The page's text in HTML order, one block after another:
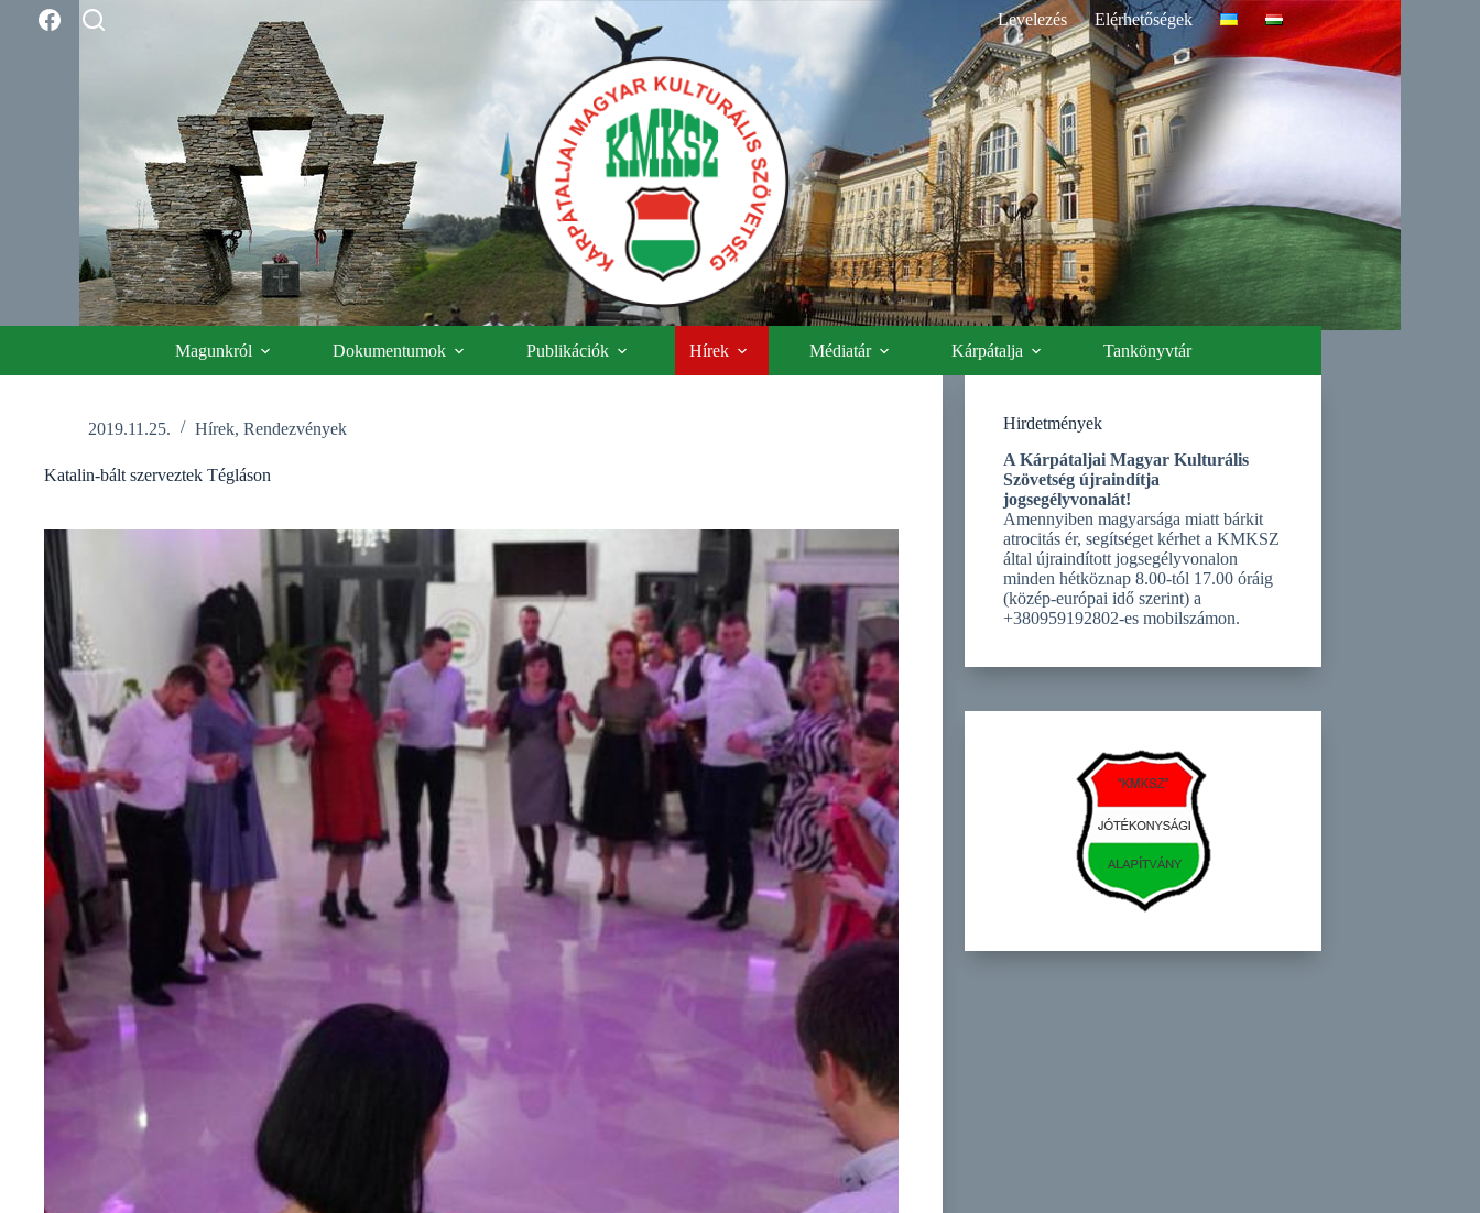
Levelezés Elérhetőségek
Magunkról Dokumentumok Publikációk Hírek Médiatár Kárpátalja Tankönyvtár
2019.11.25. Hírek, Rendezvények
Katalin-bált szerveztek Tégláson
Hirdetmények
A Kárpátaljai Magyar Kulturális
Szövetség újraindítja
jogsegélyvonalát!
Amennyiben magyarsága miatt bárkit
atrocitás ér, segítséget kérhet a KMKSZ
által újraindított jogsegélyvonalon
minden hétköznap 8.00-tól 17.00 óráig
(közép-európai idő szerint) a
+380959192802-es mobilszámon.